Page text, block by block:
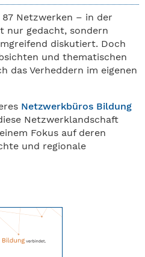
Netzwerken – in der
nur gedacht, sondern
diskutiert. Doch
und thematischen
das Verheddern im eigenen
Netzwerkbüros Bildung
Netzwerklandschaft
Fokus auf deren
und regionale